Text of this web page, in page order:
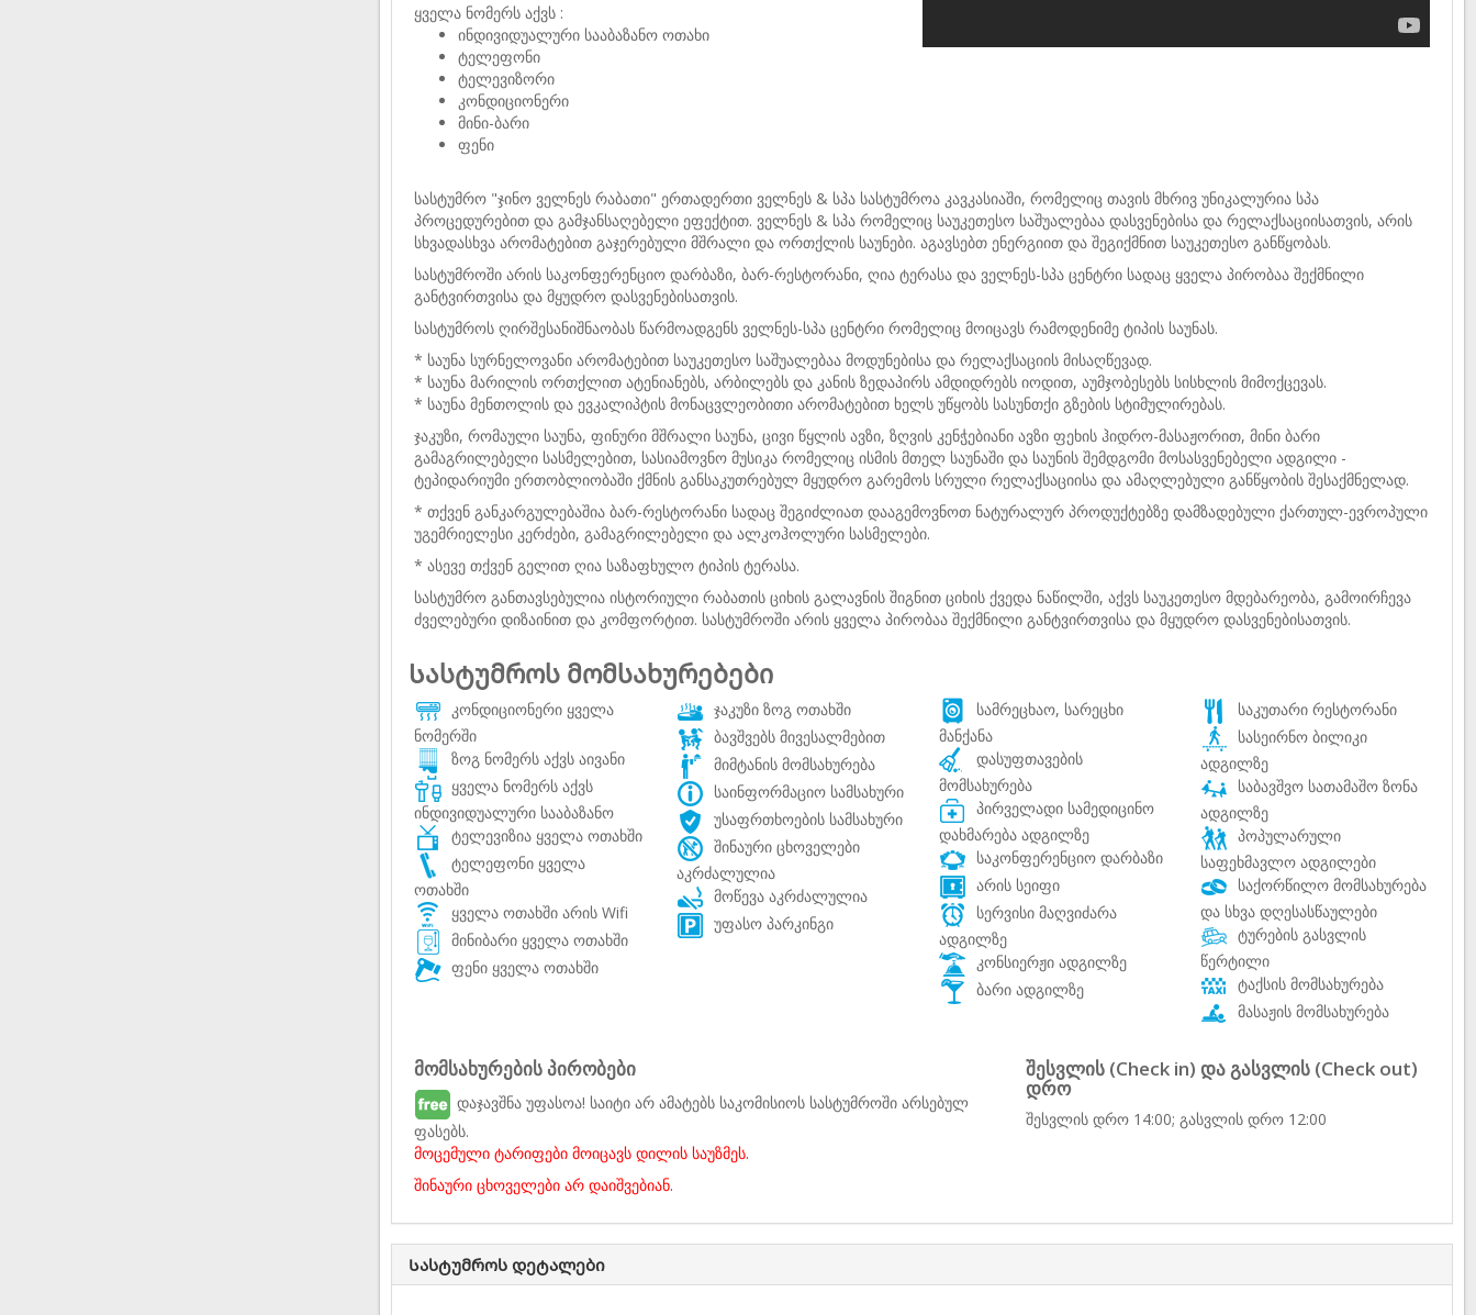
ყველა ნომერს აქვს :
ინდივიდუალური სააბაზანო ოთახი
ტელეფონი
ტელევიზორი
კონდიციონერი
მინი-ბარი
ფენი
სასტუმრო "ჯინო ველნეს რაბათი" ერთადერთი ველნეს & სპა სასტუმროა კავკასიაში, რომელიც თავის მხრივ უნიკალურია სპა
პროცედურებით და გამჯანსაღებელი ეფექტით. ველნეს & სპა რომელიც საუკეთესო საშუალებაა დასვენებისა და რელაქსაციისათვის, არის
სხვადასხვა არომატებით გაჯერებული მშრალი და ორთქლის საუნები. აგავსებთ ენერგიით და შეგიქმნით საუკეთესო განწყობას.
სასტუმროში არის საკონფერენციო დარბაზი, ბარ-რესტორანი, ღია ტერასა და ველნეს-სპა ცენტრი სადაც ყველა პირობაა შექმნილი
განტვირთვისა და მყუდრო დასვენებისათვის.
სასტუმროს ღირშესანიშნაობას წარმოადგენს ველნეს-სპა ცენტრი რომელიც მოიცავს რამოდენიმე ტიპის საუნას.
* საუნა სურნელოვანი არომატებით საუკეთესო საშუალებაა მოდუნებისა და რელაქსაციის მისაღწევად.
* საუნა მარილის ორთქლით ატენიანებს, არბილებს და კანის ზედაპირს ამდიდრებს იოდით, აუმჯობესებს სისხლის მიმოქცევას.
* საუნა მენთოლის და ევკალიპტის მონაცვლეობითი არომატებით ხელს უწყობს სასუნთქი გზების სტიმულირებას.
ჯაკუზი, რომაული საუნა, ფინური მშრალი საუნა, ცივი წყლის ავზი, ზღვის კენჭებიანი ავზი ფეხის ჰიდრო-მასაჟორით, მინი ბარი
გამაგრილებელი სასმელებით, სასიამოვნო მუსიკა რომელიც ისმის მთელ საუნაში და საუნის შემდგომი მოსასვენებელი ადგილი -
ტეპიდარიუმი ერთობლიობაში ქმნის განსაკუთრებულ მყუდრო გარემოს სრული რელაქსაციისა და ამაღლებული განწყობის შესაქმნელად.
* თქვენ განკარგულებაშია ბარ-რესტორანი სადაც შეგიძლიათ დააგემოვნოთ ნატურალურ პროდუქტებზე დამზადებული ქართულ-ევროპული
უგემრიელესი კერძები, გამაგრილებელი და ალკოჰოლური სასმელები.
* ასევე თქვენ გელით ღია საზაფხულო ტიპის ტერასა.
სასტუმრო განთავსებულია ისტორიული რაბათის ციხის გალავნის შიგნით ციხის ქვედა ნაწილში, აქვს საუკეთესო მდებარეობა, გამოირჩევა
ძველებური დიზაინით და კომფორტით. სასტუმროში არის ყველა პირობაა შექმნილი განტვირთვისა და მყუდრო დასვენებისათვის.
Სასტუმროს მომსახურებები
კონდიციონერი ყველა
ნომერში
ზოგ ნომერს აქვს აივანი
ყველა ნომერს აქვს
ინდივიდუალური სააბაზანო
ტელევიზია ყველა ოთახში
ტელეფონი ყველა
ოთახში
ყველა ოთახში არის Wifi
მინიბარი ყველა ოთახში
ფენი ყველა ოთახში
ჯაკუზი ზოგ ოთახში
ბავშვებს მივესალმებით
მიმტანის მომსახურება
საინფორმაციო სამსახური
უსაფრთხოების სამსახური
შინაური ცხოველები
აკრძალულია
მოწევა აკრძალულია
უფასო პარკინგი
სამრეცხაო, სარეცხი
მანქანა
დასუფთავების
მომსახურება
პირველადი სამედიცინო
დახმარება ადგილზე
საკონფერენციო დარბაზი
არის სეიფი
სერვისი მაღვიძარა
ადგილზე
კონსიერჟი ადგილზე
ბარი ადგილზე
საკუთარი რესტორანი
სასეირნო ბილიკი
ადგილზე
საბავშვო სათამაშო ზონა
ადგილზე
პოპულარული
საფეხმავლო ადგილები
საქორწილო მომსახურება
და სხვა დღესასწაულები
ტურების გასვლის
წერტილი
ტაქსის მომსახურება
მასაჟის მომსახურება
მომსახურების პირობები
დაჯავშნა უფასოა! საიტი არ ამატებს საკომისიოს სასტუმროში არსებულ
ფასებს.
მოცემული ტარიფები მოიცავს დილის საუზმეს.
შინაური ცხოველები არ დაიშვებიან.
შესვლის (Check in) და გასვლის (Check out)
დრო
შესვლის დრო 14:00; გასვლის დრო 12:00
Სასტუმროს დეტალები